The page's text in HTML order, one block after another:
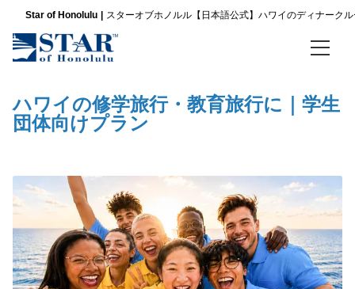
Star of Honolulu スターオブホノルル【日本語公式】ハワイのディナーク
ディナークルーズ
スリースター サンセットディナー＆ショークルーズ
ノバ ファイブスター サンセット ディナー ＆ ジャズクルーズ
金曜限定 パシフィックスター サンセットビュッフェ＆ショークルーズ
ハワイの修学旅行・教育旅行に｜学生
団体向けプラン